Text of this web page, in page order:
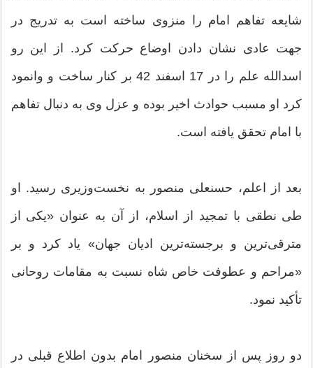
شایعه تفاهم امام را منزوی ساخته است به تدریج در
جهت عادی نشان دادن اوضاع حرکت کرد. از این رو
اسدالله علم را در 17 اسفند 42 بر کنار ساخت و وانمود
کرد او مسبب حوادث اخیر بوده و عزل وی به دنبال تفاهم
با امام تحقق یافته است.
بعد از اعلم، حسنعلی منصور به نخست‌وزیری رسید. او
طی نطقی با تمجید از اسلام، از آن به عنوان «یکی از
مترقی‌ترین و برجسته‌ترین ادیان جهان» یاد کرد و بر
«مراحم و عطوفت خاص شاه نسبت به مقامات روحانی
تأکید نمود.
دو روز پس از سخنان منصور امام بدون اطلاع قبلی در